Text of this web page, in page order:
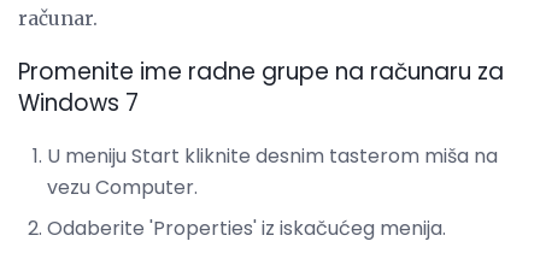
računar.
Promenite ime radne grupe na računaru za
Windows 7
U meniju Start kliknite desnim tasterom miša na
vezu Computer.
Odaberite 'Properties' iz iskačućeg menija.